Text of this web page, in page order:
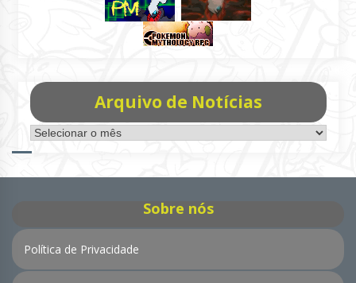
Arquivo de Notícias
Arquivo
de
Sobre nós
Política de Privacidade